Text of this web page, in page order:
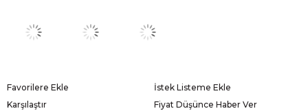
Favorilere Ekle
İstek Listeme Ekle
Karşılaştır
Fiyat Düşünce Haber Ver